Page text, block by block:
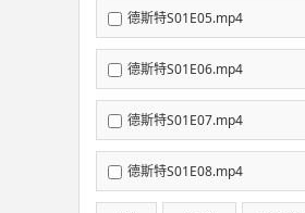
德斯特S01E05.mp4
德斯特S01E06.mp4
德斯特S01E07.mp4
德斯特S01E08.mp4